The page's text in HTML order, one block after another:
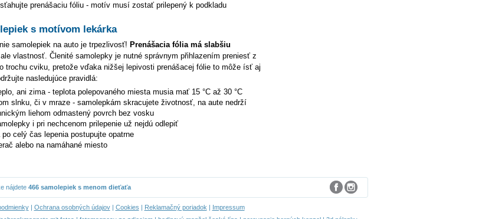
prenášaciu fóliu - motív musí zostať prilepený k podkladu
s motívom lekárka
samolepiek na auto je trpezlivosť! Prenášacia fólia má slabšiu
vlastnosť. Členité samolepky je nutné správnym přihlazením preniesť z
trochu cviku, pretože vďaka nižšej lepivosti prenášacej fólie to môže ísť aj
nasledujúce pravidlá:
ani zima - teplota polepovaného miesta musia mať 15 °C až 30 °C
slnku, či v mraze - samolepkám skracujete životnosť, na aute nedrží
liehom odmastený povrch bez vosku
i pri nechcenom prilepenie už nejdú odlepiť
celý čas lepenia postupujte opatrne
alebo na namáhané miesto
nájdete 466 samolepiek s menom dieťaťa
| Ochrana osobných údajov| Cookies | Reklamačný poriadok | Impressum